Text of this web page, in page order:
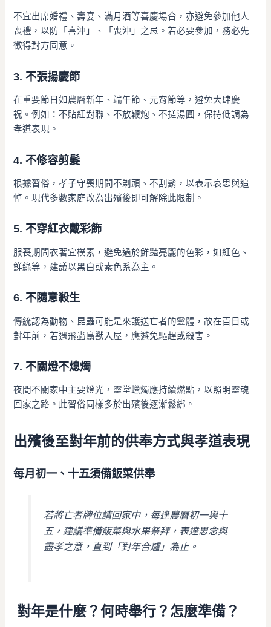
不宜出席婚禮、壽宴、滿月酒等喜慶場合，亦避免參加他人
喪禮，以防「喜沖」、「喪沖」之忌。若必要參加，務必先
徵得對方同意。
3. 不張揚慶節
在重要節日如農曆新年、端午節、元宵節等，避免大肆慶
祝。例如：不貼紅對聯、不放鞭炮、不搓湯圓，保持低調為
孝道表現。
4. 不修容剪髮
根據習俗，孝子守喪期間不剃頭、不刮鬍，以表示哀思與追
悼。現代多數家庭改為出殯後即可解除此限制。
5. 不穿紅衣戴彩飾
服喪期間衣著宜樸素，避免過於鮮豔亮麗的色彩，如紅色、
鮮綠等，建議以黑白或素色系為主。
6. 不隨意殺生
傳統認為動物、昆蟲可能是來護送亡者的靈體，故在百日或
對年前，若遇飛蟲鳥獸入屋，應避免驅趕或殺害。
7. 不關燈不熄燭
夜間不關家中主要燈光，靈堂蠟燭應持續燃點，以照明靈魂
回家之路。此習俗同樣多於出殯後逐漸鬆綁。
出殯後至對年前的供奉方式與孝道表現
每月初一、十五須備飯菜供奉
若將亡者牌位請回家中，每逢農曆初一與十
五，建議準備飯菜與水果祭拜，表達思念與
盡孝之意，直到「對年合爐」為止。
對年是什麼？何時舉行？怎麼準備？